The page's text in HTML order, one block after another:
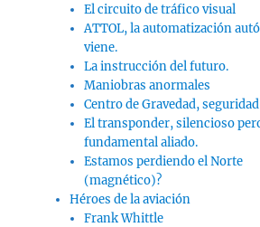
El circuito de tráfico visual
ATTOL, la automatización
viene.
La instrucción del futuro.
Maniobras anormales
Centro de Gravedad,
El transponder, silencioso
fundamental aliado.
Estamos perdiendo el Norte
(magnético)?
Héroes de la aviación
Frank Whittle